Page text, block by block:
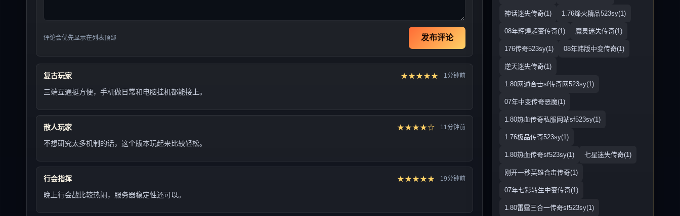
评论会优先显示在列表顶部 发布评论
复古玩家 ★★★★★ 1分钟前
三端互通挺方便，手机做日常和电脑挂机都能接上。
散人玩家 ★★★★☆ 11分钟前
不想研究太多机制的话，这个版本玩起来比较轻松。
行会指挥 ★★★★★ 19分钟前
晚上行会战比较热闹，服务器稳定性还可以。
神话迷失传奇(1) 1.76烽火精品523sy(1)
08年辉煌超变传奇(1) 魔灵迷失传奇(1)
176传奇523sy(1) 08年韩版中变传奇(1)
逆天迷失传奇(1)
1.80网通合击sf传奇网523sy(1)
07年中变传奇恶魔(1)
1.80热血传奇私服网站sf523sy(1)
1.76极品传奇523sy(1)
1.80热血传奇sf523sy(1) 七星迷失传奇(1)
刚开一秒英雄合击传奇(1)
07年七彩转生中变传奇(1)
1.80雷霆三合一传奇sf523sy(1)